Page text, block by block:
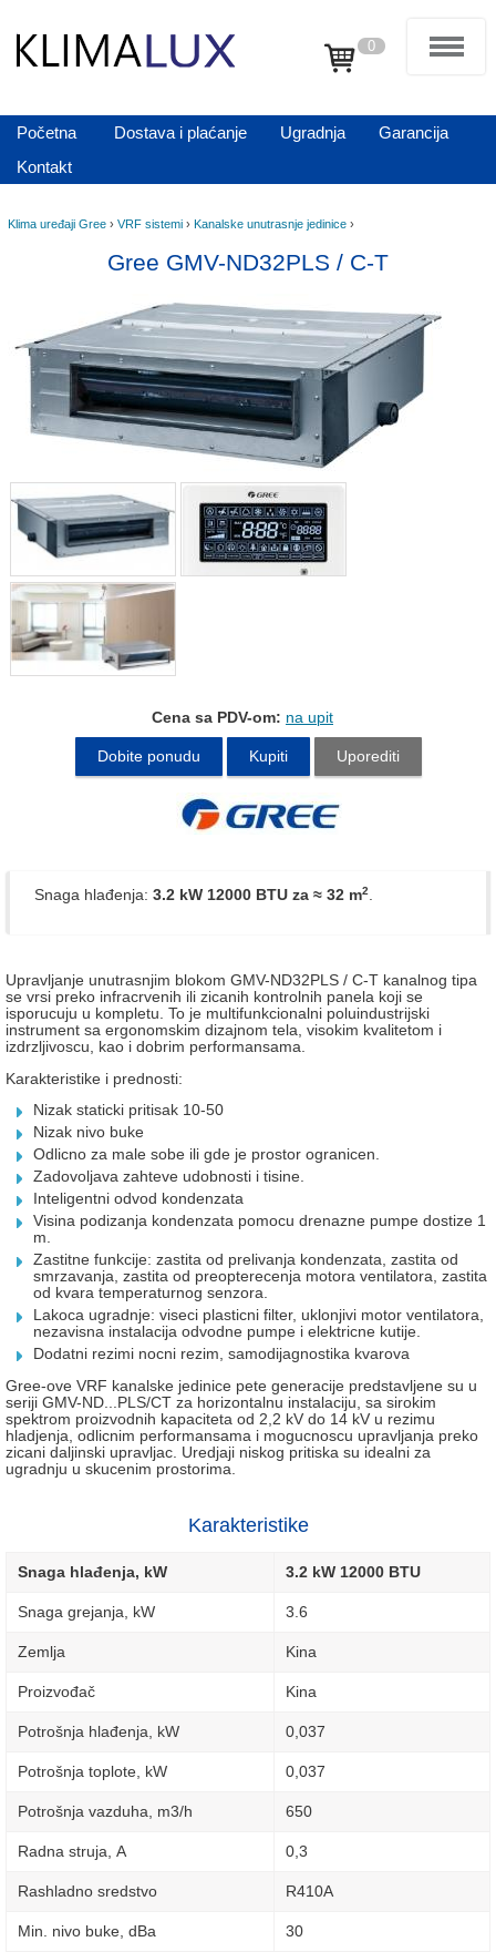
0
Početna Dostava i plaćanje Ugradnja
Garancija
Kontakt
Klima uređaji Gree › VRF sistemi › Kanalske unutrasnje jedinice ›
Gree GMV-ND32PLS / C-T
Cena sa PDV-om: na upit
Dobite ponudu Kupiti Uporediti
Snaga hlađenja: 3.2 kW 12000 BTU za ≈ 32 m2.
Upravljanje unutrasnjim blokom GMV-ND32PLS / C-T kanalnog tipa
se vrsi preko infracrvenih ili zicanih kontrolnih panela koji se
isporucuju u kompletu. To je multifunkcionalni poluindustrijski
instrument sa ergonomskim dizajnom tela, visokim kvalitetom i
izdrzljivoscu, kao i dobrim performansama.
Karakteristike i prednosti:
Nizak staticki pritisak 10-50
Nizak nivo buke
Odlicno za male sobe ili gde je prostor ogranicen.
Zadovoljava zahteve udobnosti i tisine.
Inteligentni odvod kondenzata
Visina podizanja kondenzata pomocu drenazne pumpe dostize 1
m.
Zastitne funkcije: zastita od prelivanja kondenzata, zastita od
smrzavanja, zastita od preopterecenja motora ventilatora, zastita
od kvara temperaturnog senzora.
Lakoca ugradnje: viseci plasticni filter, uklonjivi motor ventilatora,
nezavisna instalacija odvodne pumpe i elektricne kutije.
Dodatni rezimi nocni rezim, samodijagnostika kvarova
Gree-ove VRF kanalske jedinice pete generacije predstavljene su u
seriji GMV-ND...PLS/CT za horizontalnu instalaciju, sa sirokim
spektrom proizvodnih kapaciteta od 2,2 kV do 14 kV u rezimu
hladjenja, odlicnim performansama i mogucnoscu upravljanja preko
zicani daljinski upravljac. Uredjaji niskog pritiska su idealni za
ugradnju u skucenim prostorima.
Karakteristike
Snaga hlađenja, kW 3.2 kW 12000 BTU
Snaga grejanja, kW 3.6
Zemlja Kina
Proizvođač Kina
Potrošnja hlađenja, kW 0,037
Potrošnja toplote, kW 0,037
Potrošnja vazduha, m3/h 650
Radna struja, А 0,3
Rashladno sredstvo R410A
Min. nivo buke, dBa 30